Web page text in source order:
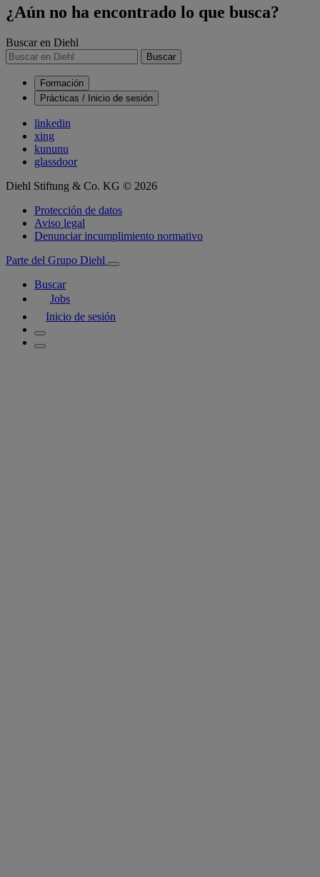
¿Aún no ha encontrado lo que busca?
Buscar en Diehl
Buscar
Formación
Prácticas / Inicio de sesión
linkedin
xing
kununu
glassdoor
Diehl Stiftung & Co. KG © 2026
Protección de datos
Aviso legal
Denunciar incumplimiento normativo
Parte del Grupo Diehl
Buscar
Jobs
Inicio de sesión